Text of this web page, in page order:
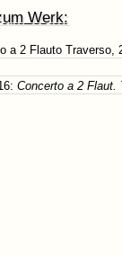
Werk:
a 2 Flauto Traverso,
Concerto a 2 Flaut.